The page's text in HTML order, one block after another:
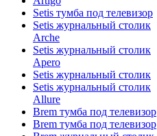
Setis тумба под телевизор
Setis журнальный столик
Arche
Setis журнальный столик
Apero
Setis журнальный столик
Setis журнальный столик
Allure
Brem тумба под телевизор
Brem тумба под телевизор